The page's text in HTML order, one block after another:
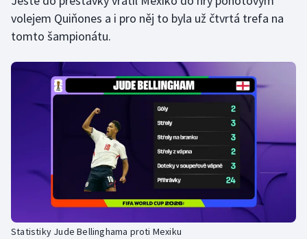
volejem Quiňones a i pro něj to byla už čtvrtá trefa na
tomto šampionátu.
Statistiky Jude Bellinghama proti Mexiku